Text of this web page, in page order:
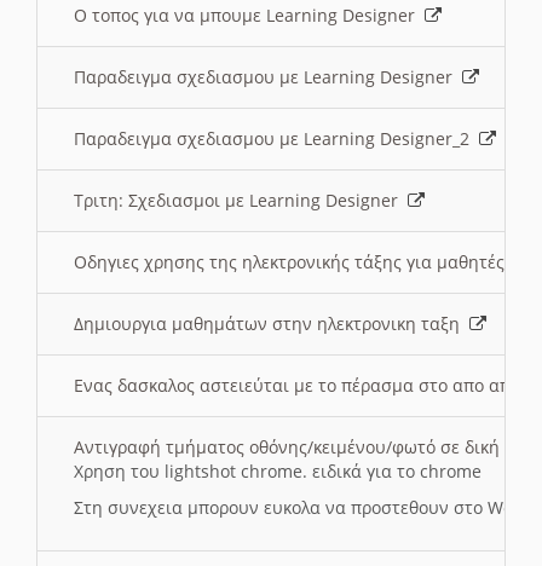
O τοπος για να μπουμε Learning Designer
Παραδειγμα σχεδιασμου με Learning Designer
Παραδειγμα σχεδιασμου με Learning Designer_2
Τριτη: Σχεδιασμοι με Learning Designer
Οδηγιες χρησης της ηλεκτρονικής τάξης για μαθητές
Δημιουργια μαθημάτων στην ηλεκτρονικη ταξη
Ενας δασκαλος αστειεύται με το πέρασμα στο απο
Αντιγραφή τμήματος οθόνης/κειμένου/φωτό σε δική
Χρηση του lightshot chrome. ειδικά για το chrome
Στη συνεχεια μπορουν ευκολα να προστεθουν στο Word